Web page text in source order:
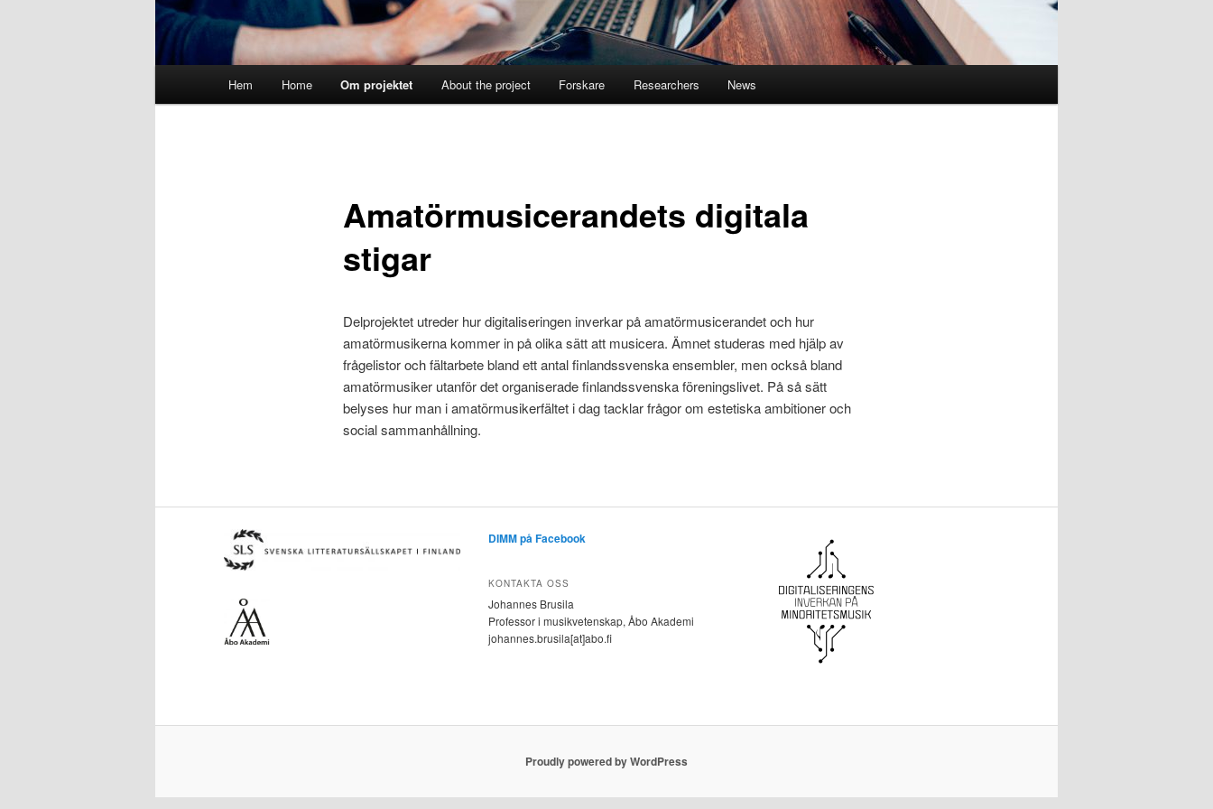
Hem Home Om projektet About the project Forskare Researchers News
Amatörmusicerandets digitala
stigar
Delprojektet utreder hur digitaliseringen inverkar på amatörmusicerandet och hur
amatörmusikerna kommer in på olika sätt att musicera. Ämnet studeras med hjälp av
frågelistor och fältarbete bland ett antal finlandssvenska ensembler, men också bland
amatörmusiker utanför det organiserade finlandssvenska föreningslivet. På så sätt
belyses hur man i amatörmusikerfältet i dag tacklar frågor om estetiska ambitioner och
social sammanhållning.
DIMM på Facebook
KONTAKTA OSS
Johannes Brusila
Professor i musikvetenskap, Åbo Akademi
johannes.brusila[at]abo.fi
Proudly powered by WordPress